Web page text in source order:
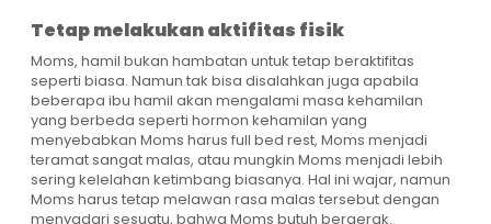
Tetap melakukan aktifitas fisik
Moms, hamil bukan hambatan untuk tetap beraktifitas
seperti biasa. Namun tak bisa disalahkan juga apabila
beberapa ibu hamil akan mengalami masa kehamilan
yang berbeda seperti hormon kehamilan yang
menyebabkan Moms harus full bed rest, Moms menjadi
teramat sangat malas, atau mungkin Moms menjadi lebih
sering kelelahan ketimbang biasanya. Hal ini wajar, namun
Moms harus tetap melawan rasa malas tersebut dengan
menyadari sesuatu, bahwa Moms butuh bergerak.